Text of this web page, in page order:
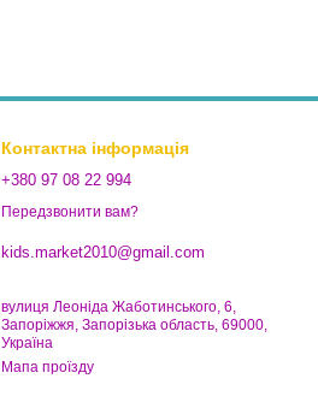
Контактна інформація
+380 97 08 22 994
Передзвонити вам?
kids.market2010@gmail.com
вулиця Леоніда Жаботинського, 6,
Запоріжжя, Запорізька область, 69000,
Україна
Мапа проїзду